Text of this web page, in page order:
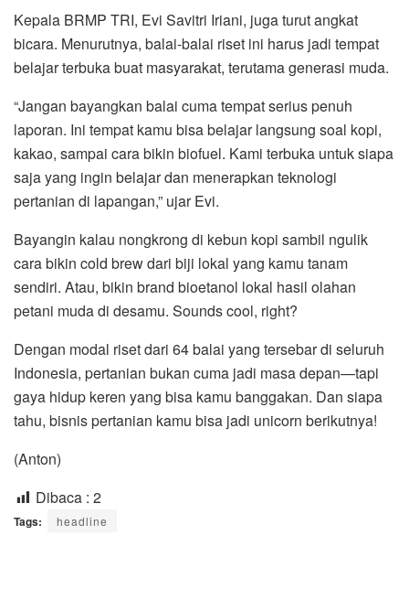
Kepala BRMP TRI, Evi Savitri Iriani, juga turut angkat
bicara. Menurutnya, balai-balai riset ini harus jadi tempat
belajar terbuka buat masyarakat, terutama generasi muda.
“Jangan bayangkan balai cuma tempat serius penuh
laporan. Ini tempat kamu bisa belajar langsung soal kopi,
kakao, sampai cara bikin biofuel. Kami terbuka untuk siapa
saja yang ingin belajar dan menerapkan teknologi
pertanian di lapangan,” ujar Evi.
Bayangin kalau nongkrong di kebun kopi sambil ngulik
cara bikin cold brew dari biji lokal yang kamu tanam
sendiri. Atau, bikin brand bioetanol lokal hasil olahan
petani muda di desamu. Sounds cool, right?
Dengan modal riset dari 64 balai yang tersebar di seluruh
Indonesia, pertanian bukan cuma jadi masa depan—tapi
gaya hidup keren yang bisa kamu banggakan. Dan siapa
tahu, bisnis pertanian kamu bisa jadi unicorn berikutnya!
(Anton)
Dibaca : 2
Tags: headline